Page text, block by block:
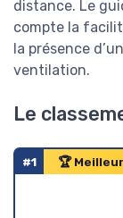
distance. Le
compte la
la présence
ventilation.
Le
#1 🏆